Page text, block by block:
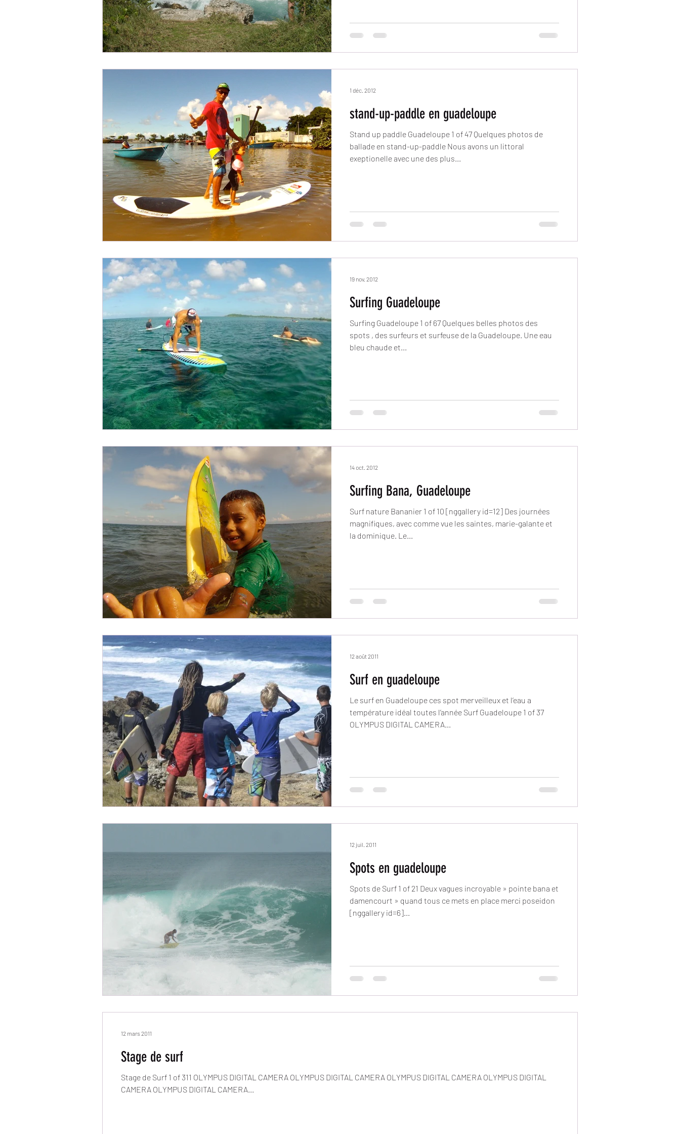
stand-up-paddle en guadeloupe
Stand up paddle Guadeloupe 1 of 47 Quelques photos de
ballade en stand-up-paddle Nous avons un littoral
exeptionelle avec une des plus...
1 déc. 2012
Surfing Guadeloupe
Surfing Guadeloupe 1 of 67 Quelques belles photos des
spots , des surfeurs et surfeuse de la Guadeloupe. Une eau
bleu chaude et...
19 nov. 2012
Surfing Bana, Guadeloupe
Surf nature Bananier 1 of 10 [nggallery id=12] Des journées
magnifiques, avec comme vue les saintes, marie-galante et
la dominique. Le...
14 oct. 2012
Surf en guadeloupe
Le surf en Guadeloupe ces spot merveilleux et l’eau a
température idéal toutes l’année Surf Guadeloupe 1 of 37
OLYMPUS DIGITAL CAMERA...
12 août 2011
Spots en guadeloupe
Spots de Surf 1 of 21 Deux vagues incroyable » pointe bana et
damencourt » quand tous ce mets en place merci poseidon
[nggallery id=6]...
12 juil. 2011
Stage de surf
Stage de Surf 1 of 311 OLYMPUS DIGITAL CAMERA OLYMPUS DIGITAL CAMERA OLYMPUS DIGITAL CAMERA OLYMPUS DIGITAL
CAMERA OLYMPUS DIGITAL CAMERA...
12 mars 2011